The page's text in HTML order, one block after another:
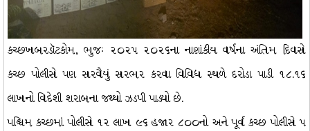
કચ્છખબરડૉટકોમ, ભુજઃ ૨૦૨૫ ૨૦૨૬ના નાણાંકીય વર્ષના અંતિમ દિવસે
કચ્છ પોલીસે પણ સરવૈયું સરભર કરવા વિવિધ સ્થળે દરોડા પાડી ૧૮.૧૬
લાખનો વિદેશી શરાબના જથ્થો ઝડપી પાડ્યો છે.
પશ્ચિમ કચ્છમાં પોલીસે ૧૨ લાખ ૯૬ હજાર ૮૦૦નો અને પૂર્વ કચ્છ પોલીસે ૫